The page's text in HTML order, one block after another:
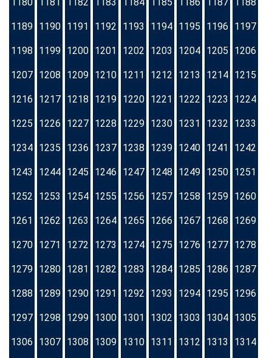
1189 1190 1191 1192 1193 1194 1195 1196 1197
1198 1199 1200 1201 1202 1203 1204 1205 1206
1207 1208 1209 1210 1211 1212 1213 1214 1215
1216 1217 1218 1219 1220 1221 1222 1223 1224
1225 1226 1227 1228 1229 1230 1231 1232 1233
1234 1235 1236 1237 1238 1239 1240 1241 1242
1243 1244 1245 1246 1247 1248 1249 1250 1251
1252 1253 1254 1255 1256 1257 1258 1259 1260
1261 1262 1263 1264 1265 1266 1267 1268 1269
1270 1271 1272 1273 1274 1275 1276 1277 1278
1279 1280 1281 1282 1283 1284 1285 1286 1287
1288 1289 1290 1291 1292 1293 1294 1295 1296
1297 1298 1299 1300 1301 1302 1303 1304 1305
1306 1307 1308 1309 1310 1311 1312 1313 1314